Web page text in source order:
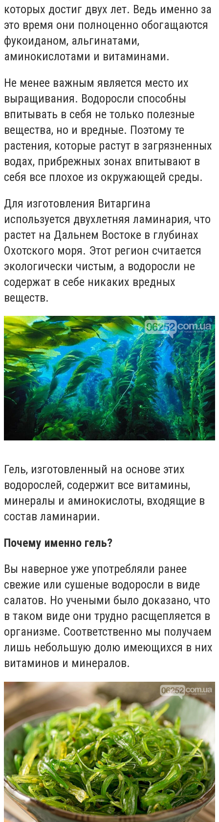
которых достиг двух лет. Ведь именно за
это время они полноценно обогащаются
фукоиданом, альгинатами,
аминокислотами и витаминами.
Не менее важным является место их
выращивания. Водоросли способны
впитывать в себя не только полезные
вещества, но и вредные. Поэтому те
растения, которые растут в загрязненных
водах, прибрежных зонах впитывают в
себя все плохое из окружающей среды.
Для изготовления Витаргина
используется двухлетняя ламинария, что
растет на Дальнем Востоке в глубинах
Охотского моря. Этот регион считается
экологически чистым, а водоросли не
содержат в себе никаких вредных
веществ.
Гель, изготовленный на основе этих
водорослей, содержит все витамины,
минералы и аминокислоты, входящие в
состав ламинарии.
Почему именно гель?
Вы наверное уже употребляли ранее
свежие или сушеные водоросли в виде
салатов. Но учеными было доказано, что
в таком виде они трудно расщепляется в
организме. Соответственно мы получаем
лишь небольшую долю имеющихся в них
витаминов и минералов.